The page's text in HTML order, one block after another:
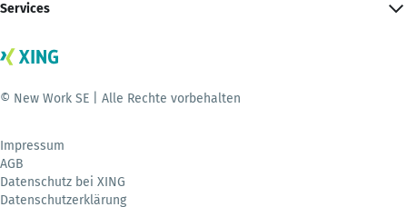
Services
© New Work SE | Alle Rechte vorbehalten
Impressum
AGB
Datenschutz bei XING
Datenschutzerklärung